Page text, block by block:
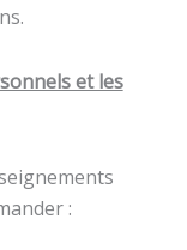
et les
: